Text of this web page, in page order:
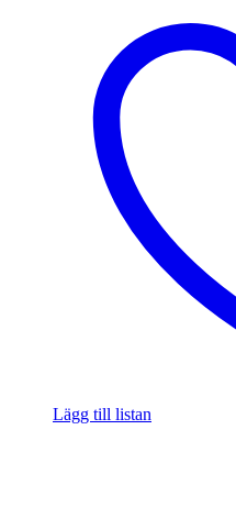
Lägg till listan